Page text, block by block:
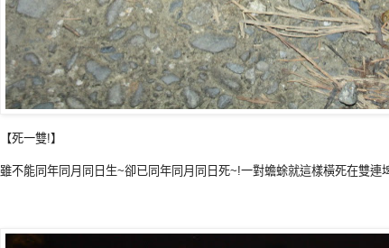
【死一雙!】
雖不能同年同月同日生~卻已同年同月同日死~!一對蟾蜍就這樣橫死在雙連